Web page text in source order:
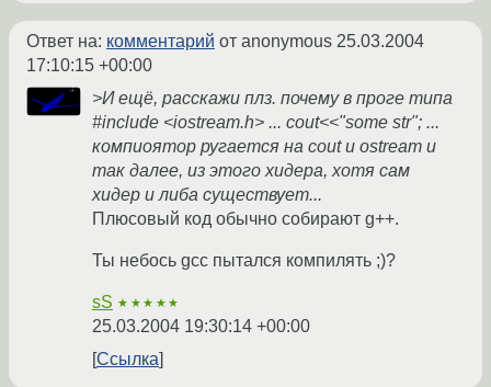
Ответ на: комментарий от anonymous 25.03.2004
17:10:15 +00:00
>И ещё, расскажи плз. почему в проге типа
#include <iostream.h> ... cout<<"some str"; ...
компиоятор ругается на cout и ostream и
так далее, из этого хидера, хотя сам
хидер и либа существует...
Плюсовый код обычно собирают g++.
Ты небось gcc пытался компилять ;)?
sS ★★★★★
25.03.2004 19:30:14 +00:00
Ссылка